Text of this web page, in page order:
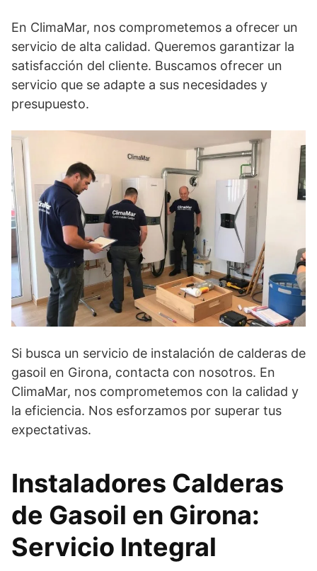
En ClimaMar, nos comprometemos a ofrecer un
servicio de alta calidad. Queremos garantizar la
satisfacción del cliente. Buscamos ofrecer un
servicio que se adapte a sus necesidades y
presupuesto.
Si busca un servicio de instalación de calderas de
gasoil en Girona, contacta con nosotros. En
ClimaMar, nos comprometemos con la calidad y
la eficiencia. Nos esforzamos por superar tus
expectativas.
Instaladores Calderas
de Gasoil en Girona:
Servicio Integral